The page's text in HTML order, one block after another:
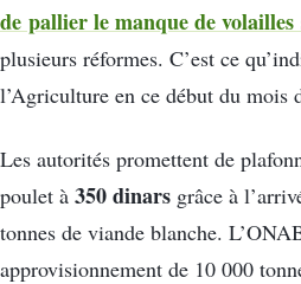
de pallier le manque de
plusieurs réformes. C’est ce
l’Agriculture en ce début du mois
Les autorités promettent de
poulet à 350 dinars grâce à
tonnes de viande blanche.
approvisionnement de 10 000